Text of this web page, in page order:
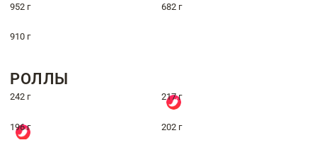
952 г 682 г
910 г
РОЛЛЫ
242 г 217 г
196 г 202 г